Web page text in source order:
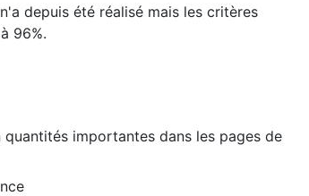
depuis été réalisé mais les critères
96%.
importantes dans les pages de